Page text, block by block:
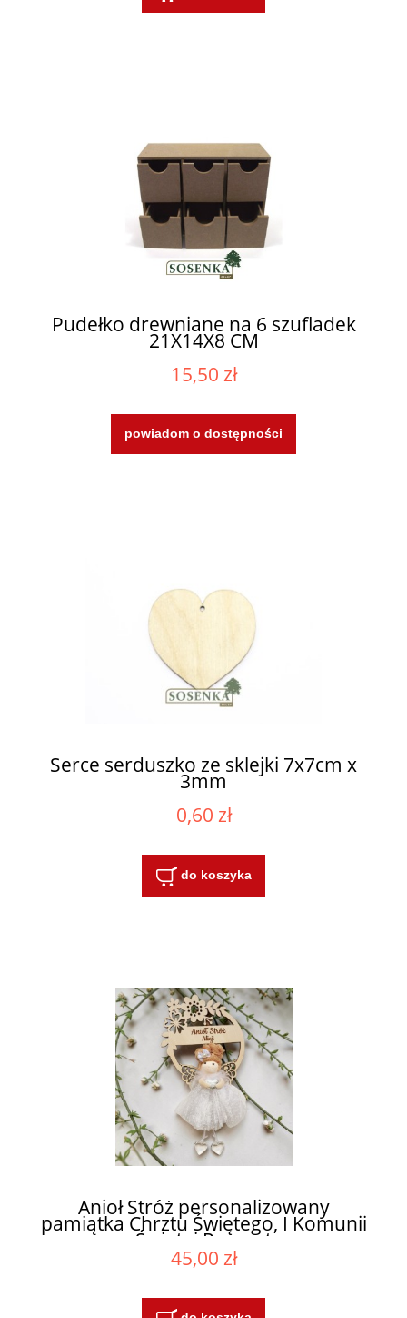
Pudełko drewniane na 6 szufladek
21X14X8 CM
15,50 zł
powiadom o dostępności
Serce serduszko ze sklejki 7x7cm x
3mm
0,60 zł
do koszyka
Anioł Stróż personalizowany
pamiątka Chrztu Świętego, I Komunii
Świętej Prezent
45,00 zł